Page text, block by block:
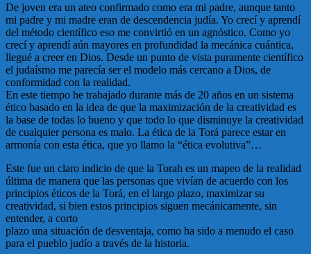
De joven era un ateo confirmado como era mi padre, aunque tanto
mi padre y mi madre eran de descendencia judía. Yo crecí y aprendí
del método científico eso me convirtió en un agnóstico. Como yo
crecí y aprendí aún mayores en profundidad la mecánica cuántica,
llegué a creer en Dios. Desde un punto de vista puramente científico
el judaísmo me parecía ser el modelo más cercano a Dios, de
conformidad con la realidad.
En este tiempo he trabajado durante más de 20 años en un sistema
ético basado en la idea de que la maximización de la creatividad es
la base de todas lo bueno y que todo lo que disminuye la creatividad
de cualquier persona es malo. La ética de la Torá parece estar en
armonía con esta ética, que yo llamo la “ética evolutiva”…
Este fue un claro indicio de que la Torah es un mapeo de la realidad
última de manera que las personas que vivían de acuerdo con los
principios éticos de la Torá, en el largo plazo, maximizar su
creatividad, si bien estos principios siguen mecánicamente, sin
entender, a corto
plazo una situación de desventaja, como ha sido a menudo el caso
para el pueblo judío a través de la historia.